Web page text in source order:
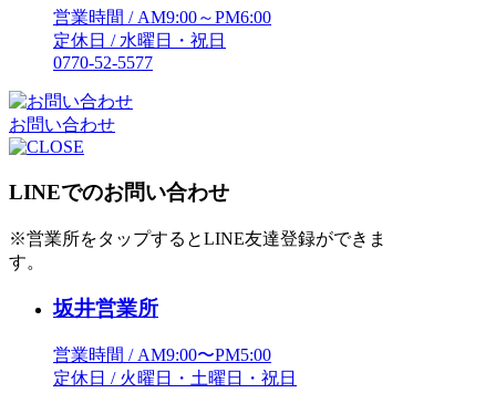
営業時間 / AM9:00～PM6:00
定休日 / 水曜日・祝日
0770-52-5577
お問い合わせ
LINEでのお問い合わせ
※営業所をタップするとLINE友達登録ができま
す。
坂井営業所
営業時間 / AM9:00〜PM5:00
定休日 / 火曜日・土曜日・祝日